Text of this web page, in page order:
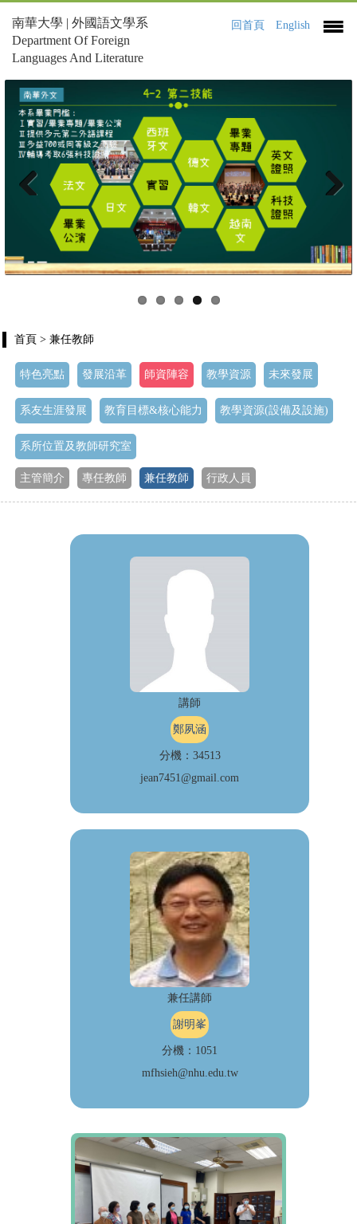
南華大學 | 外國語文學系
Department Of Foreign
Languages And Literature
回首頁 English
首頁 > 兼任教師
特色亮點 發展沿革 師資陣容 教學資源 未來發展
系友生涯發展 教育目標&核心能力 教學資源(設備及設施)
系所位置及教師研究室
主管簡介 專任教師 兼任教師 行政人員
講師
鄭夙涵
分機：34513
jean7451@gmail.com
兼任講師
謝明峯
分機：1051
mfhsieh@nhu.edu.tw